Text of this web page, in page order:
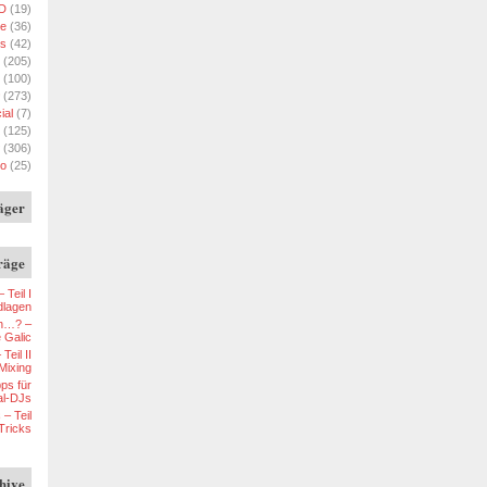
(19)
(36)
(42)
(205)
(100)
(273)
(7)
(125)
(306)
(25)
Teil I
–
Galic
II
für
DJs
– Teil